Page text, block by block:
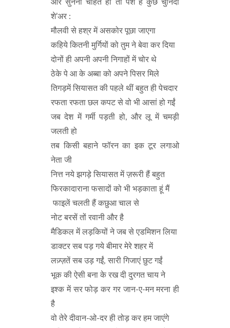
और सुनना चाहते हो तो पेश हैं कुछ चुनिंदा
शे’अर :
मौलवी से हश्र में असकोर पूछा जाएगा
कहिये कितनी मुर्गियों को तुम ने बेवा कर दिया
दोनों ही अपनी अपनी निगाहों में चोर थे
ठेके पे आ के अब्बा को अपने पिसर मिले
तिगड़में सियासत की पहले थीं बहुत ही पेचदार
रफता रफता छल कपट से वो भी आसां हो गईं
जब देश में गर्मी पड़ती हो, और लू में चमड़ी
जलती हो
तब किसी बहाने फॉरन का इक टूर लगाओ
नेता जी
नित्त नये झगड़े सियासत में ज़रूरी हैं बहुत
फिरकादाराना फसादों को भी भड़काता हूं मैं
फाइलें चलती हैं कछुआ चाल से
नोट बरसें तों रवानी और है
मैडिकल में लड़कियों ने जब से एडमिशन लिया
डाक्टर सब पड़ गये बीमार मेरे शहर में
लज़्ज़तें सब उड़ गईं, सारी गिजाएं छुट गईं
भूक की ऐसी बना के रख दी दुरगत चाय ने
इश्क में सर फोड़ कर गर जान-ए-मन मरना ही
है
वो तेरे दीवान-ओ-दर ही तोड़ कर हम जाएंगे